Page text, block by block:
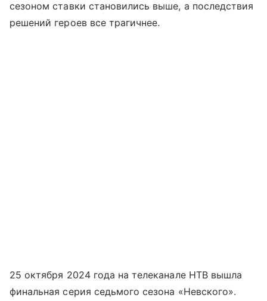
сезоном ставки становились выше, а последствия
решений героев все трагичнее.
25 октября 2024 года на телеканале НТВ вышла
финальная серия седьмого сезона «Невского».